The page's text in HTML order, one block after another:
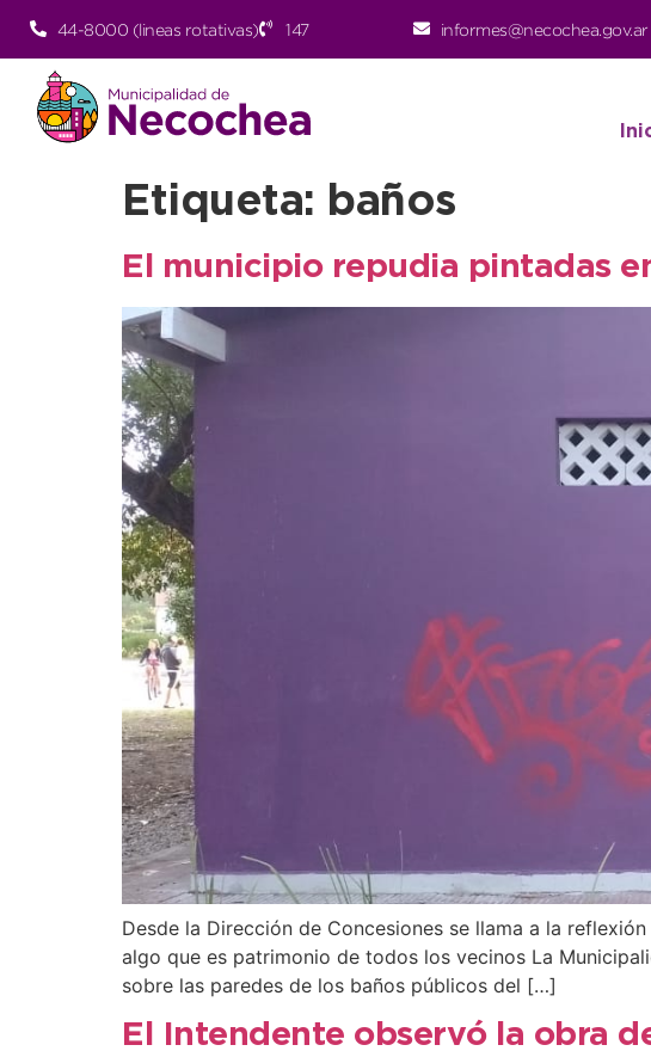
44-8000 (lineas rotativas) 147 informes@necochea.gov.ar
Etiqueta: baños
El municipio repudia pintadas
Desde la Dirección de Concesiones se llama a la
algo que es patrimonio de todos los vecinos La
sobre las paredes de los baños públicos del […]
El Intendente observó la obra